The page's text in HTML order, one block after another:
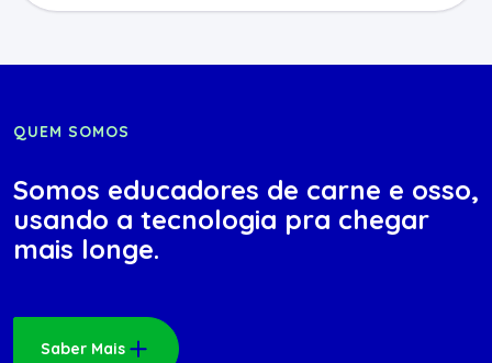
QUEM SOMOS
Somos educadores de carne e osso,
usando a tecnologia pra chegar
mais longe.
Saber Mais